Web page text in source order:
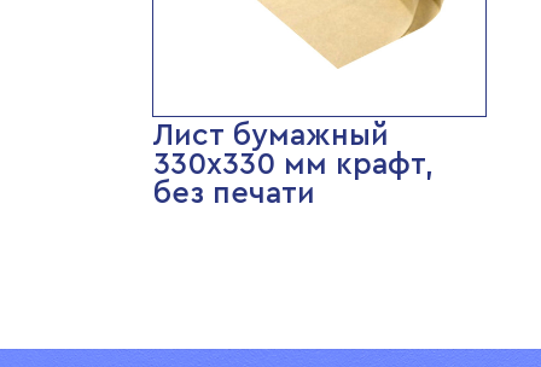
Лист бумажный
330х330 мм крафт,
без печати